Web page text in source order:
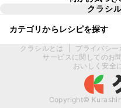
クラシ
カテゴリからレシピを探す
クラシルとは プライバシー
サービスに関してのお
おいしく安全
Copyright©